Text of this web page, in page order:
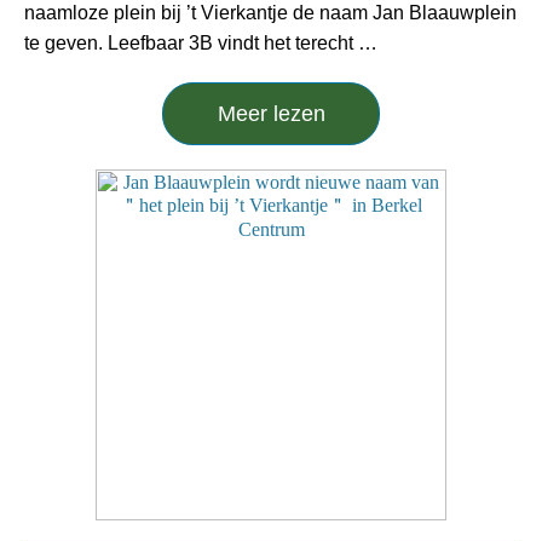
naamloze plein bij ’t Vierkantje de naam Jan Blaauwplein
te geven. Leefbaar 3B vindt het terecht …
Meer lezen